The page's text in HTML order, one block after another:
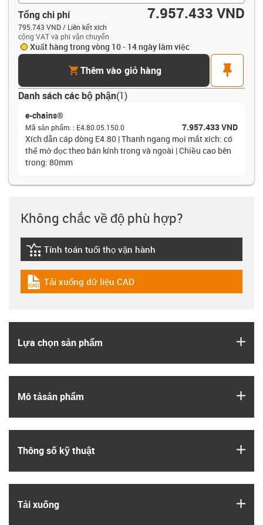
Tổng chi phí 7.957.433 VND
795.743 VND / Liên kết xích
cộng VAT và phí vận chuyển
Xuất hàng trong vòng 10 - 14 ngày làm việc
cartThêm vào giỏ hàng
pin
Danh sách các bộ phận(1)
e-chains®
Mã sản phẩm. : E4.80.05.150.0
7.957.433 VND
Xích dẫn cáp dòng E4.80 | Thanh ngang mọi mắt xích: có
thể mở dọc theo bán kính trong và ngoài | Chiều cao bên
trong: 80mm
Không chắc về độ phù hợp?
igus-icon-lebensdauerrechner
Tính toán tuổi thọ vận hành
igus-icon-cad-dateien
Tải xuống dữ liệu CAD
Lựa chọn sản phẩm
Mô tả­sản phẩm
Thông số kỹ thuật
Tải xuống